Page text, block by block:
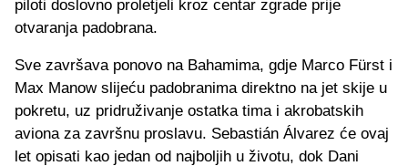
piloti doslovno proletjeli kroz centar zgrade prije
otvaranja padobrana.
Sve završava ponovo na Bahamima, gdje Marco Fürst i
Max Manow slijeću padobranima direktno na jet skije u
pokretu, uz pridruživanje ostatka tima i akrobatskih
aviona za završnu proslavu. Sebastián Álvarez će ovaj
let opisati kao jedan od najboljih u životu, dok Dani